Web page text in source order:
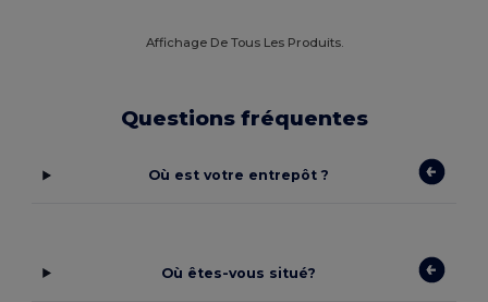
Affichage De Tous Les Produits.
Questions fréquentes
Où est votre entrepôt ?
Où êtes-vous situé?